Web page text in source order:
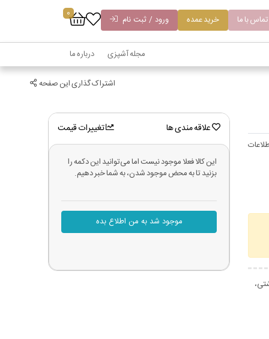
تماس با ما خرید عمده ورود / ثبت نام
0
مجله آشپزی درباره ما
اشتراک گذاری این صفحه
علاقه مندی ها تغییرات قیمت
این کالا فعلا موجود نیست اما می‌توانید این دکمه را
بزنید تا به محض موجود شدن، به شما خبر دهیم.
موجود شد به من اطلاع بده